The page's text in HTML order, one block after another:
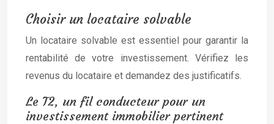
Choisir un locataire solvable
Un locataire solvable est essentiel pour garantir la
rentabilité de votre investissement. Vérifiez les
revenus du locataire et demandez des justificatifs.
Le T2, un fil conducteur pour un
investissement immobilier pertinent